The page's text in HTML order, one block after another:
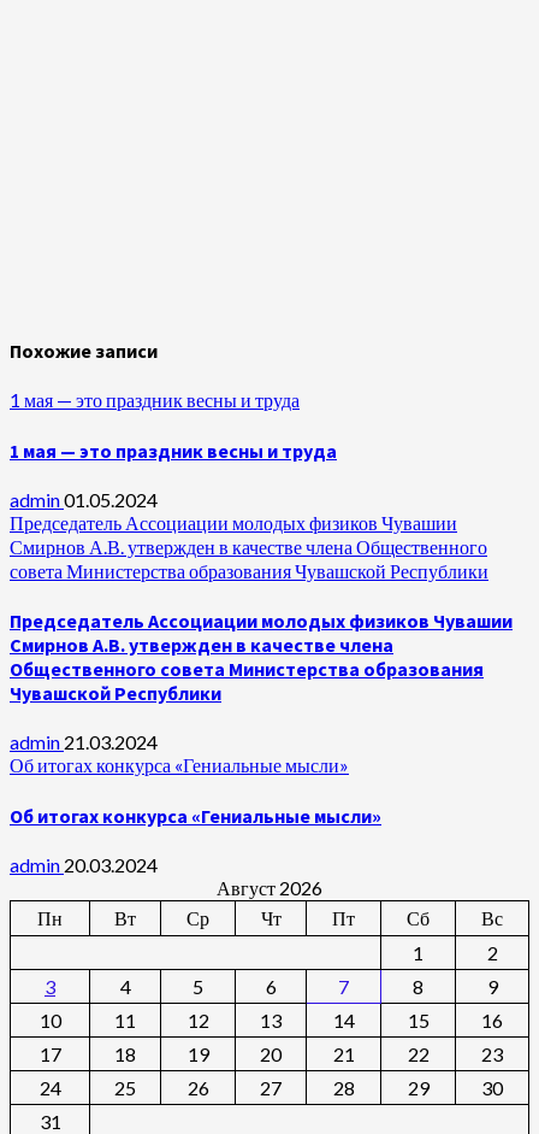
Похожие записи
1 мая — это праздник весны и труда
1 мая — это праздник весны и труда
admin01.05.2024
Председатель Ассоциации молодых физиков Чувашии
Смирнов А.В. утвержден в качестве члена Общественного
совета Министерства образования Чувашской Республики
Председатель Ассоциации молодых физиков Чувашии
Смирнов А.В. утвержден в качестве члена
Общественного совета Министерства образования
Чувашской Республики
admin 21.03.2024
Об итогах конкурса «Гениальные мысли»
Об итогах конкурса «Гениальные мысли»
admin 20.03.2024
Август 2026
Пн
Вт Ср Чт Пт Сб
Вс
1
2
3
4 5 6 7 8
9
10
11 12 13 14 15
16
17
18 19 20 21 22
23
24
25 26 27 28 29
30
31